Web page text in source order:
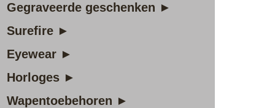
Gegraveerde geschenken ►
Surefire ►
Eyewear ►
Horloges ►
Wapentoebehoren ►